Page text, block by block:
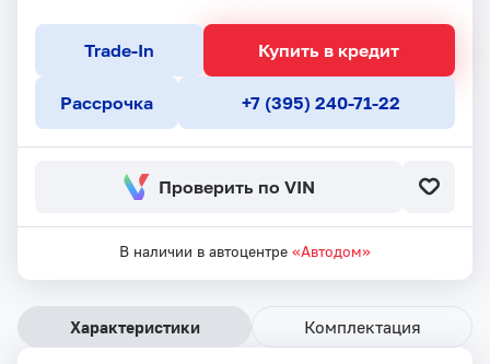
Купить в кредит
Trade-In
Рассрочка +7 (395) 240-71-22
Проверить по VIN
В наличии в автоцентре «Автодом»
Характеристики Комплектация